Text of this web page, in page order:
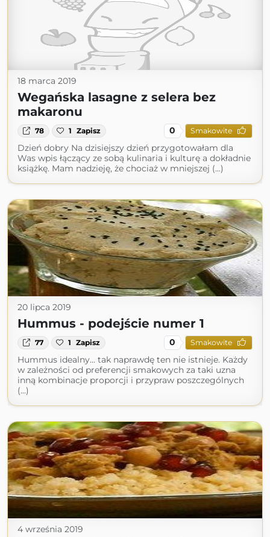
18 marca 2019
Wegańska lasagne z selera bez
makaronu
78 1 Zapisz 0 Smakowite
Dzień dobry Na dzisiejszy dzień przygotowałam dla
Was wpis łączący ze sobą kulinaria i kulturę a dokładnie
książkę. Mam nadzieję, że chociaż w mniejszej (...)
20 lipca 2019
Hummus - podejście numer 1
77 1 Zapisz 0 Smakowite
Hummus idealny... tak naprawdę ten nie istnieje. Każdy
w zależności od preferencji smakowych za taki uzna
inną kombinacje proporcji i przypraw poszczególnych
(...)
4 września 2019